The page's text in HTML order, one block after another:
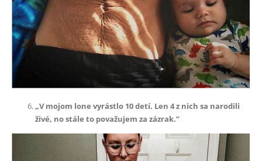
„V mojom lone vyrástlo 10 detí. Len 4 z nich sa narodili
živé, no stále to považujem za zázrak.”